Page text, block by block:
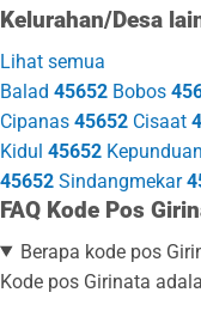
Kelurahan/Desa
Lihat semua
Balad 45652 Bobos
Cipanas 45652 Cisaat
Kidul 45652 Kepunduan
45652 Sindangmekar
FAQ Kode Pos
Berapa kode pos
Kode pos Girinata